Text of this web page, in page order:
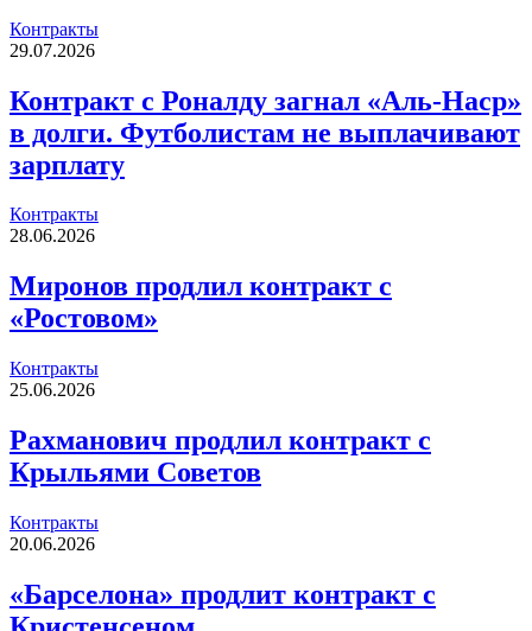
Контракты
29.07.2026
Контракт с Роналду загнал «Аль-Наср»
в долги. Футболистам не выплачивают
зарплату
Контракты
28.06.2026
Миронов продлил контракт с
«Ростовом»
Контракты
25.06.2026
Рахманович продлил контракт с
Крыльями Советов
Контракты
20.06.2026
«Барселона» продлит контракт с